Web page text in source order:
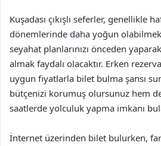
Kuşadası çıkışlı seferler, genellikle
dönemlerinde daha yoğun
seyahat planlarınızı önceden
almak faydalı olacaktır. Erken
uygun fiyatlarla bilet bulma şansı
bütçenizi korumuş olursunuz hem
saatlerde yolculuk yapma imkanı
İnternet üzerinden bilet bulurken,